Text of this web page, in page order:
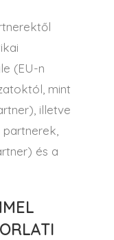
(EU-n
mint
illetve
és a